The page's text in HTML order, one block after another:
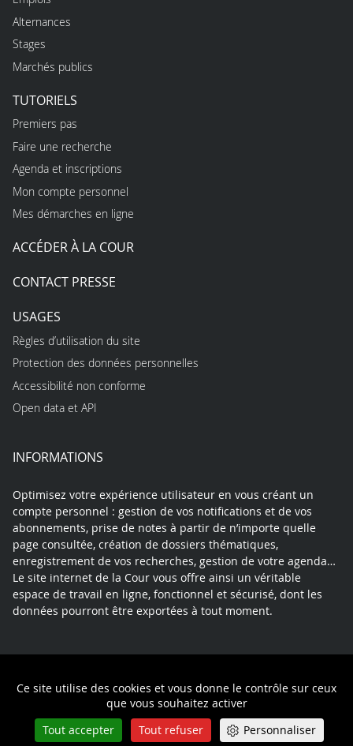
Ce site utilise des cookies et vous donne le contrôle sur ceux
que vous souhaitez activer
Tout accepter
Tout refuser Personnaliser
Alternances
Stages
Marchés publics
TUTORIELS
Premiers pas
Faire une recherche
Agenda et inscriptions
Mon compte personnel
Mes démarches en ligne
ACCÉDER À LA COUR
CONTACT PRESSE
USAGES
Règles d’utilisation du site
Protection des données personnelles
Accessibilité non conforme
Open data et API
INFORMATIONS
Optimisez votre expérience utilisateur en vous créant un
compte personnel : gestion de vos notifications et de vos
abonnements, prise de notes à partir de n’importe quelle
page consultée, création de dossiers thématiques,
enregistrement de vos recherches, gestion de votre agenda…
Le site internet de la Cour vous offre ainsi un véritable
espace de travail en ligne, fonctionnel et sécurisé, dont les
données pourront être exportées à tout moment.
Politique de confidentialité